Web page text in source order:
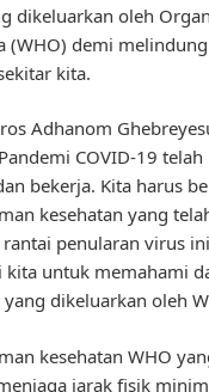
dikeluarkan oleh
(WHO) demi
kita.
Adhanom
COVID-19
bekerja. Kita harus
kesehatan yang
penularan virus
kita untuk memahami
dikeluarkan oleh
kesehatan WHO
jarak fisik